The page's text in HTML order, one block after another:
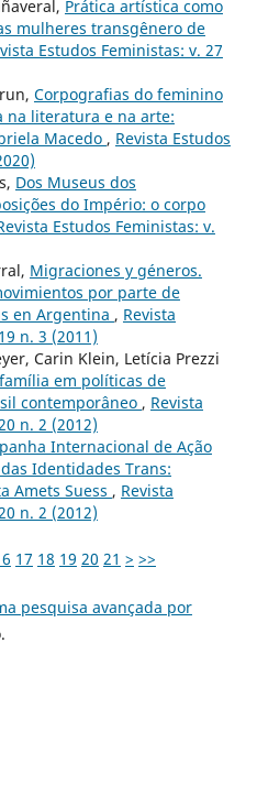
Prática artística como
mulheres transgênero de
Estudos Feministas: v. 27
Corpografias do feminino
na literatura e na arte:
Macedo , Revista Estudos
Dos Museus dos
do Império: o corpo
Estudos Feministas: v.
Migraciones y géneros.
por parte de
en Argentina , Revista
n. 3 (2011)
Carin Klein, Letícia Prezzi
em políticas de
contemporâneo , Revista
n. 2 (2012)
Internacional de Ação
Identidades Trans:
Amets Suess , Revista
n. 2 (2012)
17 18 19 20 21 > >>
pesquisa avançada por